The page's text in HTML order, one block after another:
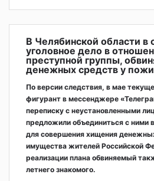
В Челябинской области в
уголовное дело в
преступной группы,
денежных средств у
По версии следствия, в мае
фигурант в мессенджере
переписку с неустановленными
предложили объединиться с ними
для совершения хищения
имущества жителей Российской
реализации плана обвиняемый
летнего знакомого.